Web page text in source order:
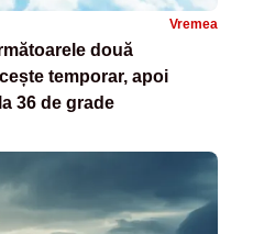
Vremea
două
temporar, apoi
36 de grade